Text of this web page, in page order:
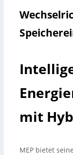
mit
MEP bietet